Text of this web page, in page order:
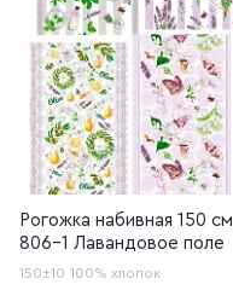
Рогожка набивная 150 см,
806-1 Лавандовое поле
150±10 100% хлопок